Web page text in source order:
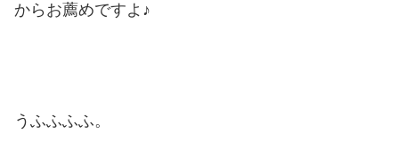
からお薦めですよ♪
うふふふふ。